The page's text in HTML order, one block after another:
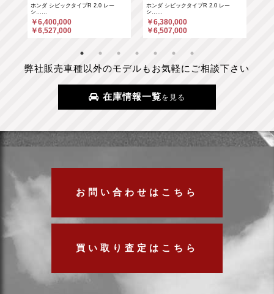
ホンダ シビックタイプR 2.0 レー
シ……
￥6,400,000
￥6,527,000
ホンダ シビックタイプR 2.0 レー
シ……
￥6,380,000
￥6,507,000
弊社販売車種以外のモデルもお気軽にご相談下さい
在庫情報一覧を見る
お問い合わせはこちら
買い取り査定はこちら